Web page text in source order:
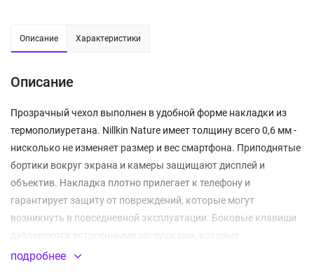
Описание Характеристики
Описание
Прозрачный чехол выполнен в удобной форме накладки из
термополиуретана. Nillkin Nature имеет толщину всего 0,6 мм -
нисколько не изменяет размер и вес смартфона. Приподнятые
бортики вокруг экрана и камеры защищают дисплей и
объектив. Накладка плотно прилегает к телефону и
гарантирует защиту от повреждений, которые могут
возникнуть в повседневной эксплуатации. Боковые клавиши
дублируются встроенными заглушками, которые
предотвращают попадание внутрь частиц мусора и капель
подробнее